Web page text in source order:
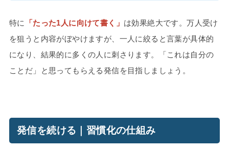
特に 「たった1人に向けて書く」 は効果絶大です。万人受け
を狙うと内容がぼやけますが、一人に絞ると言葉が具体的
になり、結果的に多くの人に刺さります。「これは自分の
ことだ」と思ってもらえる発信を目指しましょう。
発信を続ける｜習慣化の仕組み